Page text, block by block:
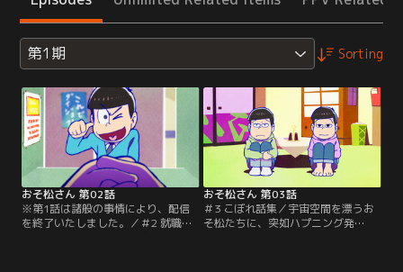
第1期 Sorting
おそ松さん 第02話
※第1話は諸般の事情により、配信
を終了いたしました。／＃2 就職し
おそ松さん 第03話
＃3 こぼれ話集／宇宙空間を漂うお
そ松たちに、突如ハプニング発